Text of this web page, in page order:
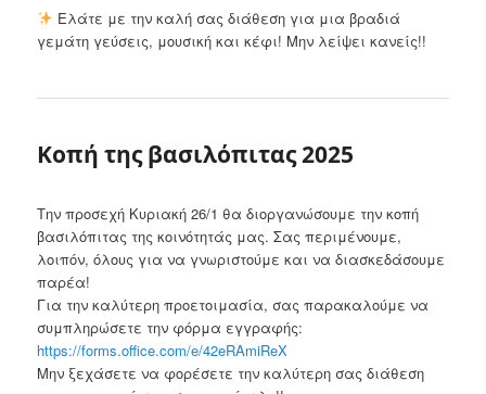
Ελάτε με την καλή σας διάθεση για μια βραδιά
γεμάτη γεύσεις, μουσική και κέφι! Μην λείψει κανείς!!
Κοπή της βασιλόπιτας 2025
Την προσεχή Κυριακή 26/1 θα διοργανώσουμε την κοπή
βασιλόπιτας της κοινότητάς μας. Σας περιμένουμε,
λοιπόν, όλους για να γνωριστούμε και να διασκεδάσουμε
παρέα!
Για την καλύτερη προετοιμασία, σας παρακαλούμε να
συμπληρώσετε την φόρμα εγγραφής:
https://forms.office.com/e/42eRAmiReX
Μην ξεχάσετε να φορέσετε την καλύτερη σας διάθεση